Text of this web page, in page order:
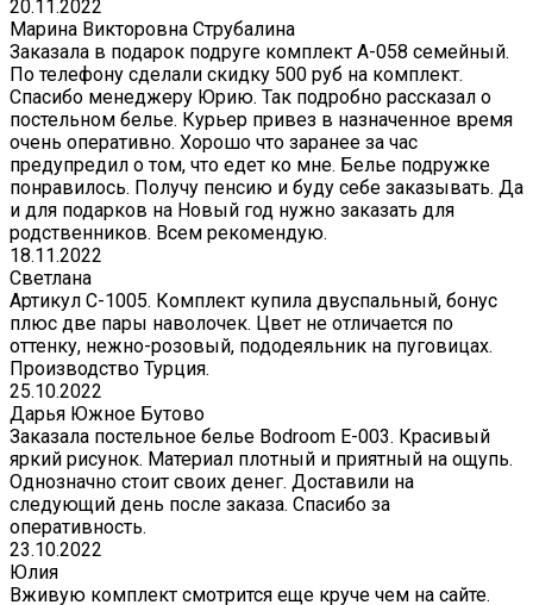
20.11.2022
Марина Викторовна Струбалина
Заказала в подарок подруге комплект А-058 семейный.
По телефону сделали скидку 500 руб на комплект.
Спасибо менеджеру Юрию. Так подробно рассказал о
постельном белье. Курьер привез в назначенное время
очень оперативно. Хорошо что заранее за час
предупредил о том, что едет ко мне. Белье подружке
понравилось. Получу пенсию и буду себе заказывать. Да
и для подарков на Новый год нужно заказать для
родственников. Всем рекомендую.
18.11.2022
Светлана
Артикул С-1005. Комплект купила двуспальный, бонус
плюс две пары наволочек. Цвет не отличается по
оттенку, нежно-розовый, пододеяльник на пуговицах.
Производство Турция.
25.10.2022
Дарья Южное Бутово
Заказала постельное белье Bodroom E-003. Красивый
яркий рисунок. Материал плотный и приятный на ощупь.
Однозначно стоит своих денег. Доставили на
следующий день после заказа. Спасибо за
оперативность.
23.10.2022
Юлия
Вживую комплект смотрится еще круче чем на сайте.